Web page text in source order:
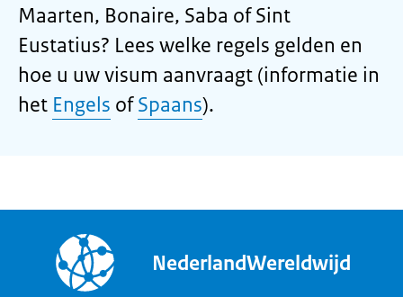
Maarten, Bonaire, Saba of Sint
Eustatius? Lees welke regels gelden en
hoe u uw visum aanvraagt (informatie in
het Engels ofSpaans).
NederlandWereldwijd